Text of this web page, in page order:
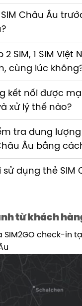
Châu Âu
SIM, 1 SIM Việt
cùng lúc
kết nối được
xử lý thế nào?
tra dung
Âu bằng
sử dụng thẻ SIM
từ khách
SIM2GO check-in